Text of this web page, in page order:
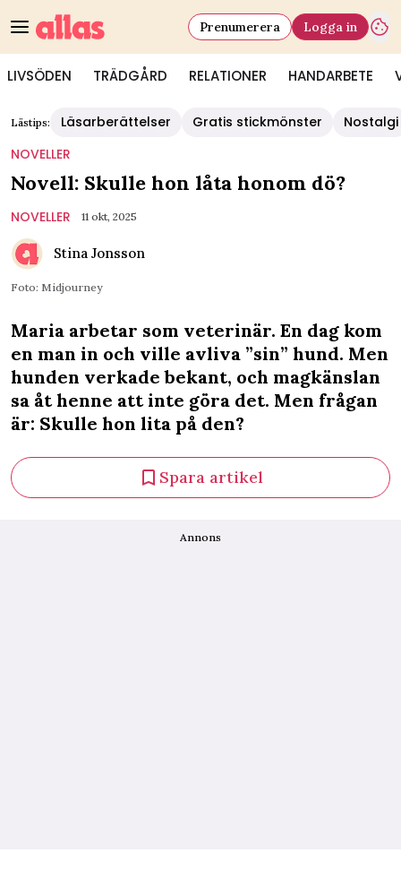
LIVSÖDEN TRÄDGÅRD RELATIONER HANDARBETE
Prenumerera Logga in
Lästips: Läsarberättelser Gratis stickmönster
Nostalgi
NOVELLER
Novell: Skulle hon låta honom dö?
NOVELLER 11 okt, 2025
Stina Jonsson
Foto: Midjourney
Maria arbetar som veterinär. En dag kom
en man in och ville avliva ”sin” hund. Men
hunden verkade bekant, och magkänslan
sa åt henne att inte göra det. Men frågan
är: Skulle hon lita på den?
Spara artikel
Annons